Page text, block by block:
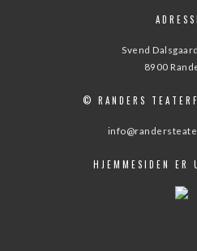
Svend
8900
© RANDERS
HJEMMESIDEN ER